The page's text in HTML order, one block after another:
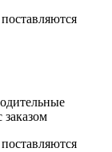
заказом